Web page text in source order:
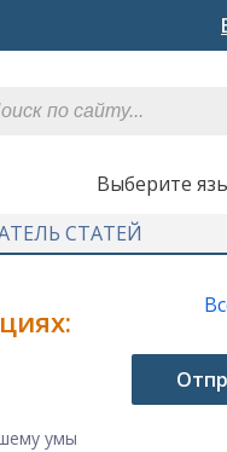
Выберите
СТАТЕЙ
умы